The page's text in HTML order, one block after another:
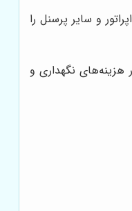
و سایر پرسنل را
هزینه‌های نگهداری و